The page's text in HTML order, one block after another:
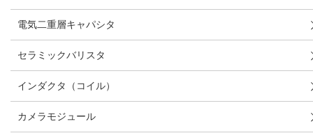
電気二重層キャパシタ
セラミックバリスタ
インダクタ（コイル）
カメラモジュール